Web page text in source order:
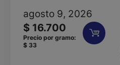
con
0
de
agosto 9, 2026
$ 16.700
Precio por gramo:
$ 33